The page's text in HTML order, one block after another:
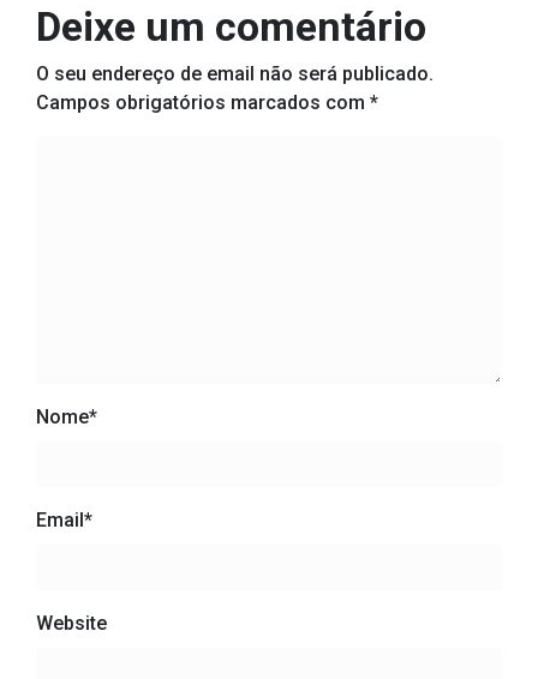
Deixe um comentário
O seu endereço de email não será publicado.
Campos obrigatórios marcados com *
Nome*
Email*
Website